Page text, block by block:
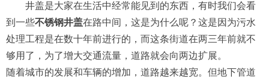
井盖是大家在生活中经常能见到的东西，有时我们会看
到一些不锈钢井盖在路中间，这是为什么呢？这是因为污水
处理工程是在数十年前进行的，而这条街道在两三年前就不
够用了，为了增大交通流量，道路就会向两边扩展。
随着城市的发展和车辆的增加，道路越来越宽。但地下管道